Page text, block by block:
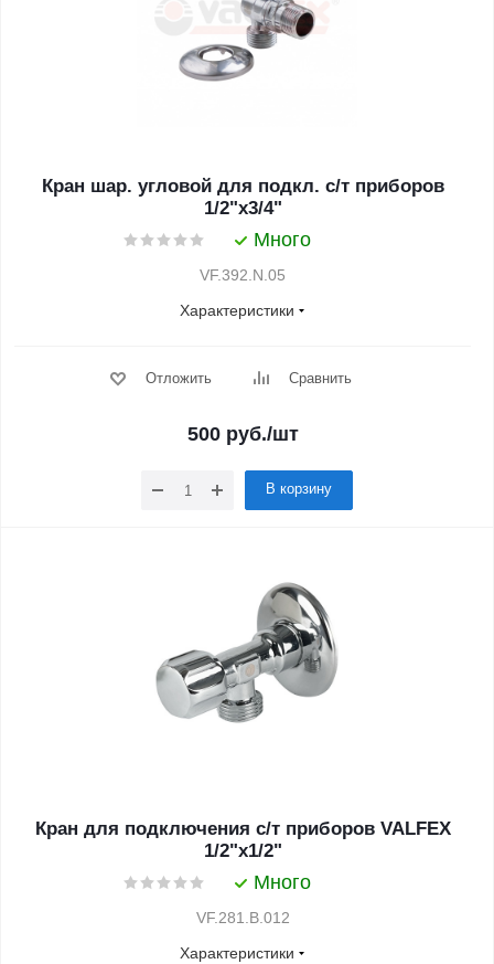
Кран шар. угловой для подкл. с/т приборов
1/2"х3/4"
Много
VF.392.N.05
Характеристики
Отложить Сравнить
500 руб./шт
В корзину
Кран для подключения с/т приборов VALFEX
1/2"х1/2"
Много
VF.281.B.012
Характеристики